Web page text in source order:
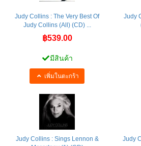
Judy Collins : The Very Best Of
Judy Collins (All) (CD) ...
฿539.00
มีสินค้า
เพิ่มในตะกร้า
Judy
Judy Collins : Sings Lennon &
Judy